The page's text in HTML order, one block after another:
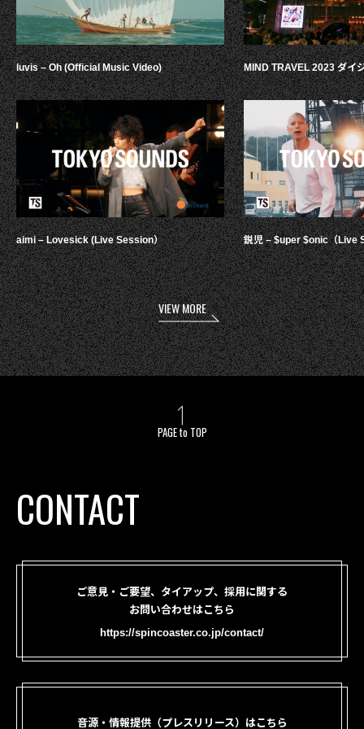
luvis – Oh (Official Music Video)
aimi – Lovesick (Live Session）
MIND TRAVEL 2023 ダイ
鋭児 – $uper $onic（Live
VIEW MORE
PAGE to TOP
CONTACT
ご意見・ご要望、タイアップ、採用に関する
お問い合わせはこちら
https://spincoaster.co.jp/contact/
音源・情報提供（プレスリリース）はこちら